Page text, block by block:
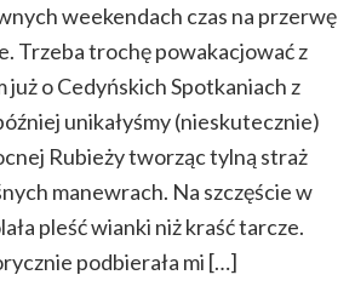
weekendach czas na przerwę
Trzeba trochę powakacjować z
już o Cedyńskich Spotkaniach z
unikałyśmy (nieskutecznie)
Rubieży tworząc tylną straż
manewrach. Na szczęście w
pleść wianki niż kraść tarcze.
podbierała mi […]